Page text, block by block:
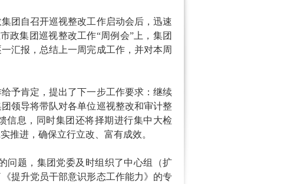
团自召开巡视整改工作启动会后，迅速
政集团巡视整改工作“周例会”上，集团
汇报，总结上一周完成工作，并对本周
予肯定，提出了下一步工作要求：继续
领导将带队对各单位巡视整改和审计整
信息，同时集团还将择期进行集中大检
推进，确保立行立改、富有成效。
问题，集团党委及时组织了中心组（扩
提升党员干部意识形态工作能力》的专